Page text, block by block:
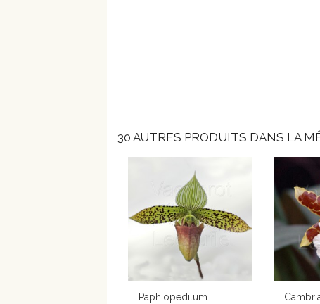
30 AUTRES PRODUITS DANS LA
Paphiopedilum